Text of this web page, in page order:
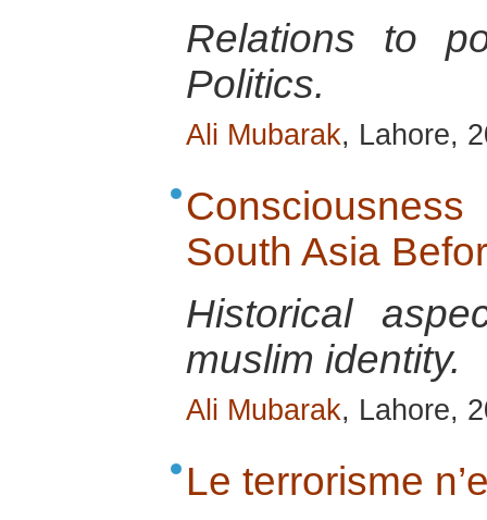
Relations to
Politics.
Ali Mubarak, Lahore,
South Asia
Historical
muslim identity.
Ali Mubarak, Lahore,
Le terrorisme